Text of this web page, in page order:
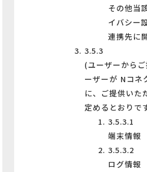
その他当
イバシー
連携先に
3.5.3
(ユーザーから
ーザーが Nコネ
に、ご提供いた
定めるとおりで
3.5.3.1
端末情報
3.5.3.2
ログ情報